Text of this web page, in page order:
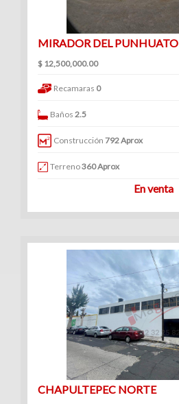
MIRADOR DEL PUNHUATO
$ 12,500,000.00
Recamaras 0
Baños2.5
Construcción 792 Aprox
Terreno360 Aprox
En venta
CHAPULTEPEC NORTE